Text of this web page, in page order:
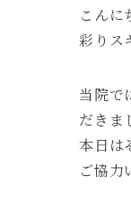
こんに
彩りス
当院で
だきま
本日は
ご協